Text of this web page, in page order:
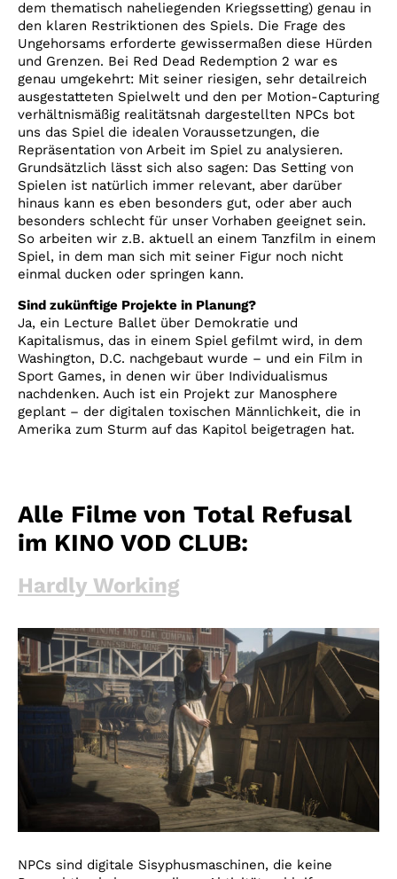
dem thematisch naheliegenden Kriegssetting) genau in
den klaren Restriktionen des Spiels. Die Frage des
Ungehorsams erforderte gewissermaßen diese Hürden
und Grenzen. Bei Red Dead Redemption 2 war es
genau umgekehrt: Mit seiner riesigen, sehr detailreich
ausgestatteten Spielwelt und den per Motion-Capturing
verhältnismäßig realitätsnah dargestellten NPCs bot
uns das Spiel die idealen Voraussetzungen, die
Repräsentation von Arbeit im Spiel zu analysieren.
Grundsätzlich lässt sich also sagen: Das Setting von
Spielen ist natürlich immer relevant, aber darüber
hinaus kann es eben besonders gut, oder aber auch
besonders schlecht für unser Vorhaben geeignet sein.
So arbeiten wir z.B. aktuell an einem Tanzfilm in einem
Spiel, in dem man sich mit seiner Figur noch nicht
einmal ducken oder springen kann.
Sind zukünftige Projekte in Planung?
Ja, ein Lecture Ballet über Demokratie und
Kapitalismus, das in einem Spiel gefilmt wird, in dem
Washington, D.C. nachgebaut wurde – und ein Film in
Sport Games, in denen wir über Individualismus
nachdenken. Auch ist ein Projekt zur Manosphere
geplant – der digitalen toxischen Männlichkeit, die in
Amerika zum Sturm auf das Kapitol beigetragen hat.
Alle Filme von Total Refusal
im KINO VOD CLUB:
Hardly Working
NPCs sind digitale Sisyphusmaschinen, die keine